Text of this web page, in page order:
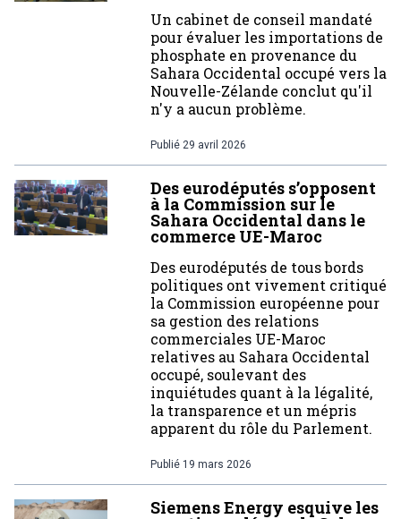
Un cabinet de conseil mandaté
pour évaluer les importations de
phosphate en provenance du
Sahara Occidental occupé vers la
Nouvelle-Zélande conclut qu'il
n'y a aucun problème.
Publié 29 avril 2026
Des eurodéputés s’opposent
à la Commission sur le
Sahara Occidental dans le
commerce UE-Maroc
Des eurodéputés de tous bords
politiques ont vivement critiqué
la Commission européenne pour
sa gestion des relations
commerciales UE-Maroc
relatives au Sahara Occidental
occupé, soulevant des
inquiétudes quant à la légalité,
la transparence et un mépris
apparent du rôle du Parlement.
Publié 19 mars 2026
Siemens Energy esquive les